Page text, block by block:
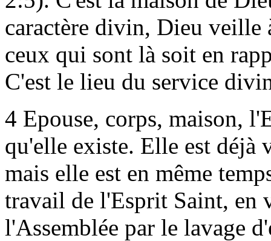
caractère divin, Dieu veille
ceux qui sont là soit en
C'est le lieu du service
4 Epouse, corps, maison,
qu'elle existe. Elle est déjà
mais elle est en même
travail de l'Esprit Saint, en
l'Assemblée par le lavage